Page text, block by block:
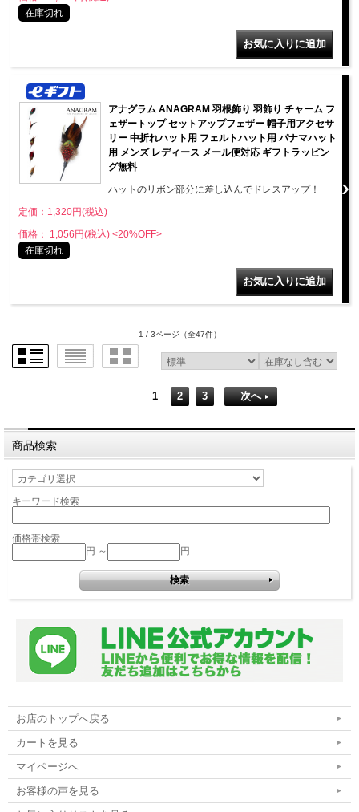
在庫切れ
アナグラム ANAGRAM 羽根飾り 羽飾り チャーム フ
ェザートップ セットアップフェザー 帽子用アクセサ
リー 中折れハット用 フェルトハット用 パナマハット
用 メンズ レディース メール便対応 ギフトラッピン
グ無料
ハットのリボン部分に差し込んでドレスアップ！
定価：1,320円(税込)
価格： 1,056円(税込) <20%OFF>
在庫切れ
1 / 3ページ （全47件）
1 2 3 次へ
商品検索
キーワード検索
価格帯検索
円 ～
円
お店のトップへ戻る
カートを見る
マイページへ
お客様の声を見る